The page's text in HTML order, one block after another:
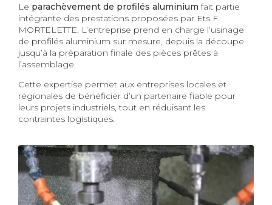
Le parachèvement de profilés aluminium fait partie
intégrante des prestations proposées par Ets F.
MORTELETTE. L’entreprise prend en charge l’usinage
de profilés aluminium sur mesure, depuis la découpe
jusqu’à la préparation finale des pièces prêtes à
l’assemblage.
Cette expertise permet aux entreprises locales et
régionales de bénéficier d’un partenaire fiable pour
leurs projets industriels, tout en réduisant les
contraintes logistiques.